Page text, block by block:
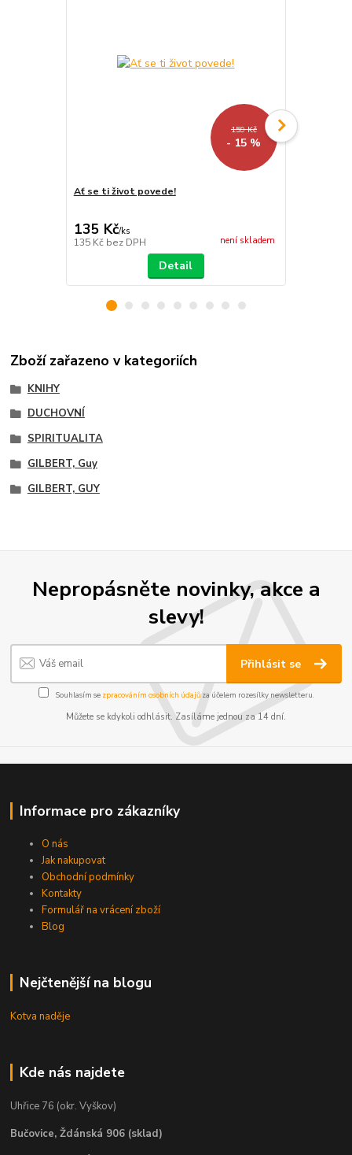
159 Kč
- 15 %
Ať se ti život povede!
135 Kč/ks
135 Kč bez DPH není skladem
Detail
Zboží zařazeno v kategoriích
KNIHY
DUCHOVNÍ
SPIRITUALITA
GILBERT, Guy
GILBERT, GUY
Nepropásněte novinky, akce a
slevy!
Přihlásit se
Souhlasím se zpracováním osobních údajůza účelem rozesílky newsletteru.
Můžete se kdykoli odhlásit. Zasíláme jednou za 14 dní.
Informace pro zákazníky
O nás
Jak nakupovat
Obchodní podmínky
Kontakty
Formulář na vrácení zboží
Blog
Nejčtenější na blogu
Kotva naděje
Kde nás najdete
Uhřice 76 (okr. Vyškov)
Bučovice, Ždánská 906 (sklad)